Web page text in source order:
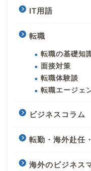
IT用語
転職
転職の基礎知
面接対策
転職体験談
転職エージェ
ビジネスコラム
転勤・海外赴任
海外のビジネス